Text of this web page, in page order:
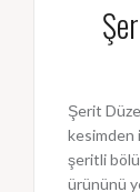
Şerit
kesimden
şeritli
ürününü